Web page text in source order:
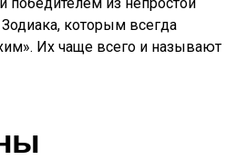
Зодиака, которым всегда
Их чаще всего и называют